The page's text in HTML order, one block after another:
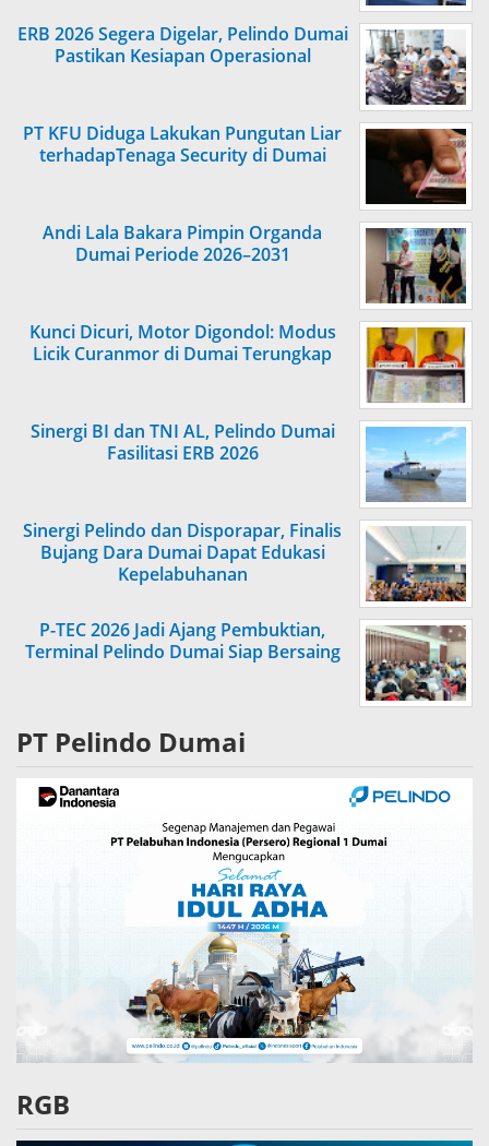
ERB 2026 Segera Digelar, Pelindo Dumai
Pastikan Kesiapan Operasional
PT KFU Diduga Lakukan Pungutan Liar
terhadapTenaga Security di Dumai
Andi Lala Bakara Pimpin Organda
Dumai Periode 2026–2031
Kunci Dicuri, Motor Digondol: Modus
Licik Curanmor di Dumai Terungkap
Sinergi BI dan TNI AL, Pelindo Dumai
Fasilitasi ERB 2026
Sinergi Pelindo dan Disporapar, Finalis
Bujang Dara Dumai Dapat Edukasi
Kepelabuhanan
P-TEC 2026 Jadi Ajang Pembuktian,
Terminal Pelindo Dumai Siap Bersaing
PT Pelindo Dumai
RGB